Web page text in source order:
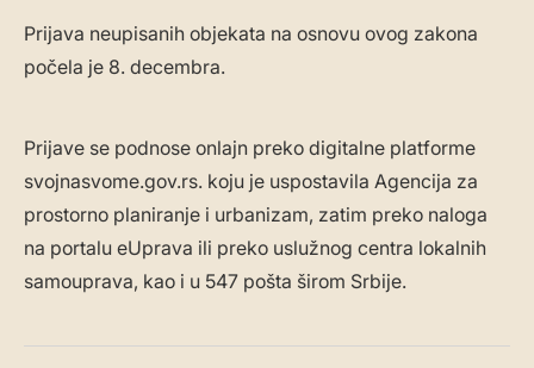
Prijava neupisanih objekata na osnovu ovog zakona
počela je 8. decembra.
Prijave se podnose onlajn preko digitalne platforme
svojnasvome.gov.rs. koju je uspostavila Agencija za
prostorno planiranje i urbanizam, zatim preko naloga
na portalu eUprava ili preko uslužnog centra lokalnih
samouprava, kao i u 547 pošta širom Srbije.